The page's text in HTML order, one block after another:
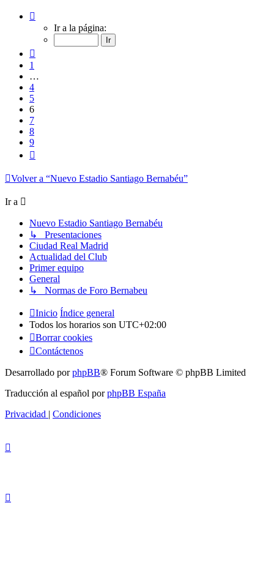
Ir a la página:
1
…
4
5
6
7
8
9
Volver a “Nuevo Estadio Santiago Bernabéu”
Ir a
Nuevo Estadio Santiago Bernabéu
↳ Presentaciones
Ciudad Real Madrid
Actualidad del Club
Primer equipo
General
↳ Normas de Foro Bernabeu
Inicio Índice general
Todos los horarios son UTC+02:00
Borrar cookies
Contáctenos
Desarrollado porphpBB® Forum Software © phpBB Limited
Traducción al español porphpBB España
Privacidad | Condiciones